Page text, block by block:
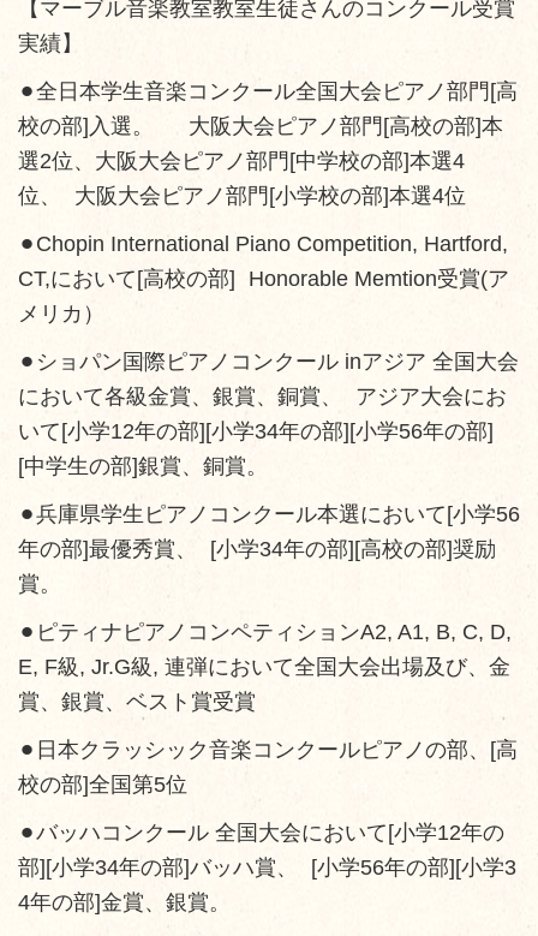
【マーブル音楽教室教室生徒さんのコンクール受賞
実績】
⚫︎全日本学生音楽コンクール全国大会ピアノ部門[高
校の部]入選。 大阪大会ピアノ部門[高校の部]本
選2位、大阪大会ピアノ部門[中学校の部]本選4
位、 大阪大会ピアノ部門[小学校の部]本選4位
⚫︎Chopin International Piano Competition, Hartford,
CT,において[高校の部] Honorable Memtion受賞(ア
メリカ）
⚫︎ショパン国際ピアノコンクール inアジア 全国大会
において各級金賞、銀賞、銅賞、 アジア大会にお
いて[小学12年の部][小学34年の部][小学56年の部]
[中学生の部]銀賞、銅賞。
⚫︎兵庫県学生ピアノコンクール本選において[小学56
年の部]最優秀賞、 [小学34年の部][高校の部]奨励
賞。
⚫︎ピティナピアノコンペティションA2, A1, B, C, D,
E, F級, Jr.G級, 連弾において全国大会出場及び、金
賞、銀賞、ベスト賞受賞
⚫︎日本クラッシック音楽コンクールピアノの部、[高
校の部]全国第5位
⚫︎バッハコンクール 全国大会において[小学12年の
部][小学34年の部]バッハ賞、 [小学56年の部][小学3
4年の部]金賞、銀賞。